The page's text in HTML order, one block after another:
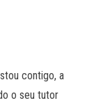
contigo, a
o seu tutor